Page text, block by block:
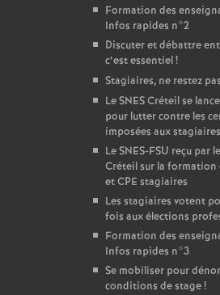
Formation des
Infos rapides n°2
Discuter et débattre
c’est essentiel!
Stagiaires, ne restez
LeSNESCréteil se
pour lutter contre les
imposées aux stagiaires
LeSNES-FSU reçu par
Créteil sur la formation
etCPE stagiaires
Les stagiaires votent
fois aux élections
Formation des
Infos rapides n°3
Se mobiliser pour
conditions de stage!